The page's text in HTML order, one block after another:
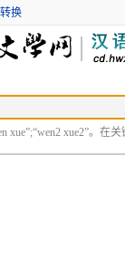
换
xue”;“wen2 xue2”。在